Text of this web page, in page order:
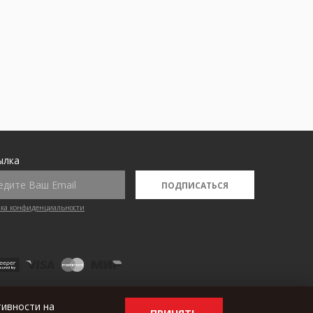
ПОДПИСАТЬСЯ
конфиденциальности
на